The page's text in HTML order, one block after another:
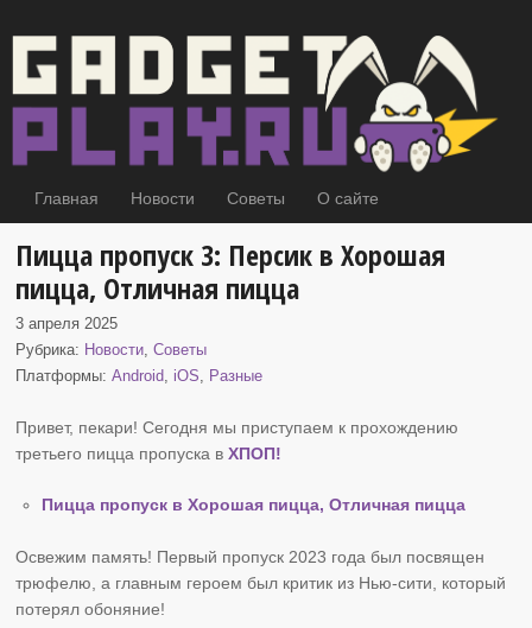
Главная Новости Советы О сайте
Пицца пропуск 3: Персик в Хорошая
пицца, Отличная пицца
3 апреля 2025
Рубрика: Новости,Советы
Платформы:Android, iOS, Разные
Привет, пекари! Сегодня мы приступаем к прохождению
третьего пицца пропуска вХПОП!
Пицца пропуск в Хорошая пицца, Отличная пицца
Освежим память! Первый пропуск 2023 года был посвящен
трюфелю, а главным героем был критик из Нью-сити, который
потерял обоняние!